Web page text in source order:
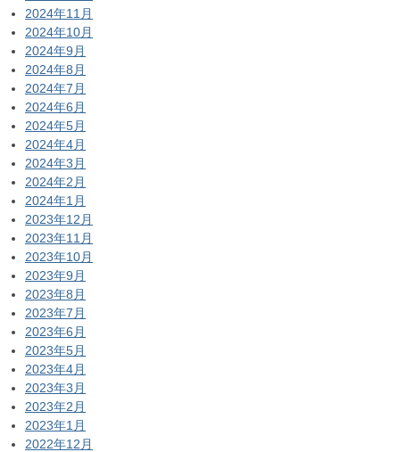
2024年11月
2024年10月
2024年9月
2024年8月
2024年7月
2024年6月
2024年5月
2024年4月
2024年3月
2024年2月
2024年1月
2023年12月
2023年11月
2023年10月
2023年9月
2023年8月
2023年7月
2023年6月
2023年5月
2023年4月
2023年3月
2023年2月
2023年1月
2022年12月